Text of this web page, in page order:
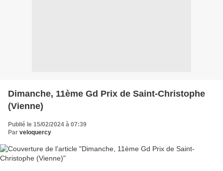
Dimanche, 11ème Gd Prix de Saint-Christophe
(Vienne)
Publié le 15/02/2024 à 07:39
Par veloquercy